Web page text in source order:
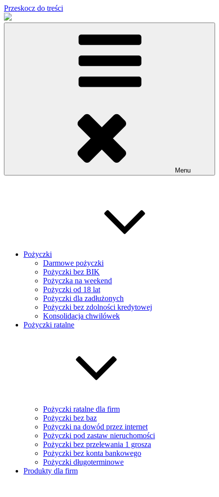
Przeskocz do treści
Menu
Pożyczki
Darmowe pożyczki
Pożyczki bez BIK
Pożyczka na weekend
Pożyczki od 18 lat
Pożyczki dla zadłużonych
Pożyczki bez zdolności kredytowej
Konsolidacja chwilówek
Pożyczki ratalne
Pożyczki ratalne dla firm
Pożyczki bez baz
Pożyczki na dowód przez internet
Pożyczki pod zastaw nieruchomości
Pożyczki bez przelewania 1 grosza
Pożyczki bez konta bankowego
Pożyczki długoterminowe
Produkty dla firm